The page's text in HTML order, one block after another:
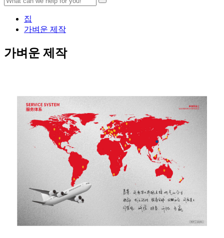
집
가벼운 제작
가벼운 제작